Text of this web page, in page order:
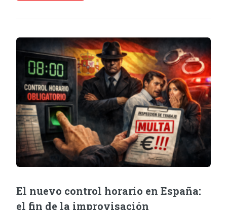
El nuevo control horario en España:
el fin de la improvisación